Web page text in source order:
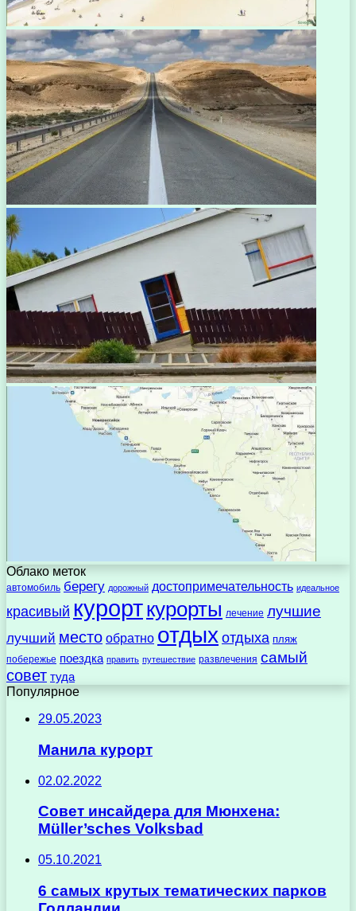
Облако меток
автомобиль берегу дорожный достопримечательность идеальное
красивый курорткурорты лечение лучшие
лучший место обратно отдыхотдыха пляж
побережье поездка править путешествие развлечения самый
совет туда
Популярное
29.05.2023
Манила курорт
02.02.2022
Совет инсайдера для Мюнхена:
Müller’sches Volksbad
05.10.2021
6 самых крутых тематических парков